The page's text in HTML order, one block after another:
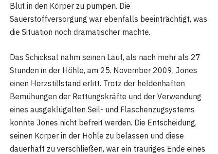
Blut in den Körper zu pumpen. Die
Sauerstoffversorgung war ebenfalls beeinträchtigt, was
die Situation noch dramatischer machte.
Das Schicksal nahm seinen Lauf, als nach mehr als 27
Stunden in der Höhle, am 25. November 2009, Jones
einen Herzstillstand erlitt. Trotz der heldenhaften
Bemühungen der Rettungskräfte und der Verwendung
eines ausgeklügelten Seil- und Flaschenzugsystems
konnte Jones nicht befreit werden. Die Entscheidung,
seinen Körper in der Höhle zu belassen und diese
dauerhaft zu verschließen, war ein trauriges Ende eines